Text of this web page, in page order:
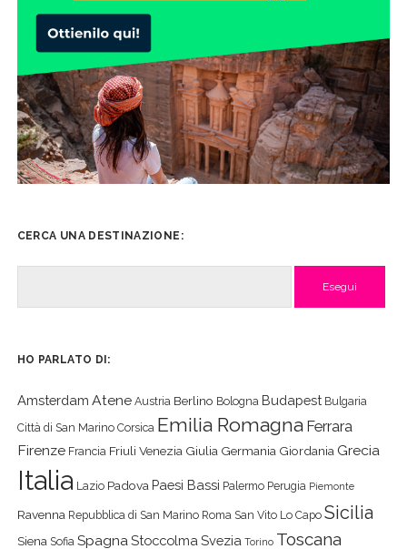
CERCA UNA DESTINAZIONE:
HO PARLATO DI:
Amsterdam Atene Austria Berlino Bologna Budapest Bulgaria
Città di San Marino Corsica Emilia Romagna Ferrara
Firenze Francia Friuli Venezia Giulia Germania Giordania Grecia
Italia Lazio Padova Paesi Bassi Palermo Perugia Piemonte
Ravenna Repubblica di San Marino Roma San Vito Lo Capo Sicilia
Siena Sofia SpagnaStoccolma Svezia Torino Toscana